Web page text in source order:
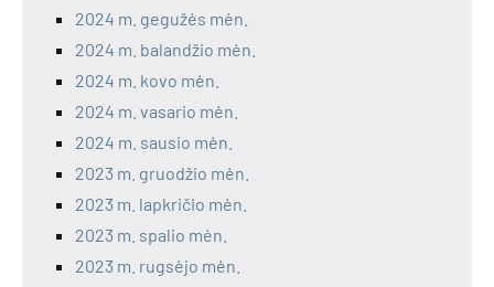
2024 m. gegužės mėn.
2024 m. balandžio mėn.
2024 m. kovo mėn.
2024 m. vasario mėn.
2024 m. sausio mėn.
2023 m. gruodžio mėn.
2023 m. lapkričio mėn.
2023 m. spalio mėn.
2023 m. rugsėjo mėn.